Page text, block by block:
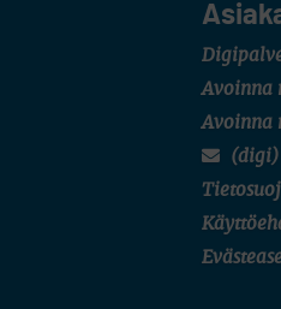
Avoinna
Avoinna
(digi)